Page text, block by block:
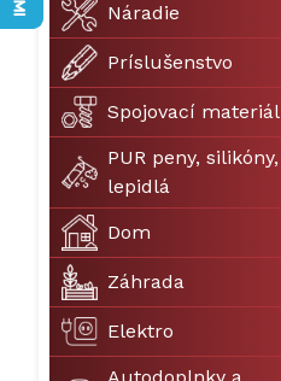
Náradie
Príslušenstvo
Spojovací materiál
PUR peny, silikóny,
lepidlá
Dom
Záhrada
Elektro